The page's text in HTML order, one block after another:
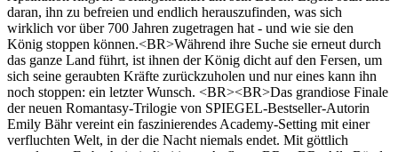
daran, ihn zu befreien und endlich herauszufinden, was sich
wirklich vor über 700 Jahren zugetragen hat - und wie sie den
König stoppen können.<BR>Während ihre Suche sie erneut durch
das ganze Land führt, ist ihnen der König dicht auf den Fersen, um
sich seine geraubten Kräfte zurückzuholen und nur eines kann ihn
noch stoppen: ein letzter Wunsch. <BR><BR>Das grandiose Finale
der neuen Romantasy-Trilogie von SPIEGEL-Bestseller-Autorin
Emily Bähr vereint ein faszinierendes Academy-Setting mit einer
verfluchten Welt, in der die Nacht niemals endet. Mit göttlich